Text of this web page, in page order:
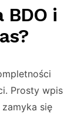
i
Prosty wpis
się